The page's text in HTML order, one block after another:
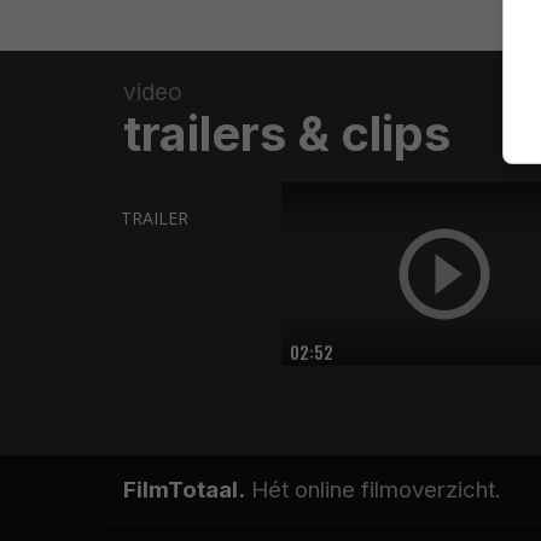
video
trailers & clips
02:52
TRAILER
FilmTotaal. Hét online filmoverzicht.